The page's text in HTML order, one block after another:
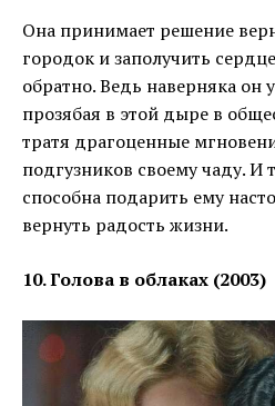
Она принимает решение
городок и заполучить
обратно. Ведь наверняка он
прозябая в этой дыре в
тратя драгоценные
подгузников своему чаду. И
способна подарить ему
вернуть радость жизни.
10. Голова в облаках (2003)